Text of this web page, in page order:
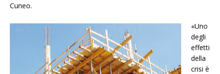
Cuneo.
«Uno
degli
effetti
della
crisi è